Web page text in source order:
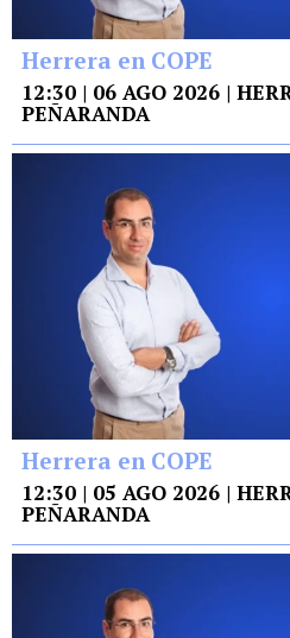
Herrera en COPE
12:30 | 06 AGO 2026 |
PEÑARANDA
Herrera en COPE
12:30 | 05 AGO 2026 |
PEÑARANDA